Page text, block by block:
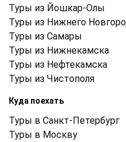
Туры из Йошкар-Олы
Туры из Нижнего
Туры из Самары
Туры из Нижнекамска
Туры из Нефтекамска
Туры из Чистополя
Куда поехать
Туры в Санкт-Петербург
Туры в Москву